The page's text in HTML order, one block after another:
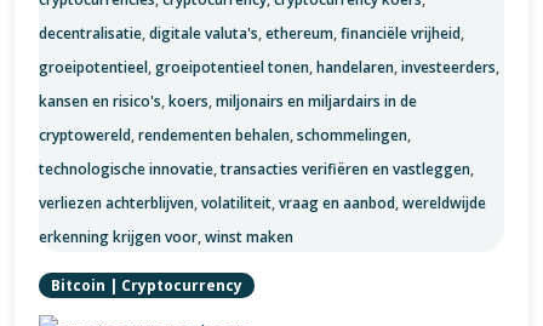
decentralisatie,digitale valuta's,ethereum,financiële vrijheid,
groeipotentieel,groeipotentieel tonen,handelaren,investeerders,
kansen en risico's,koers,miljonairs en miljardairs in de
cryptowereld,rendementen behalen,schommelingen,
technologische innovatie,transacties verifiëren en vastleggen,
verliezen achterblijven,volatiliteit,vraag en aanbod,wereldwijde
erkenning krijgen voor,winst maken
Bitcoin | Cryptocurrency